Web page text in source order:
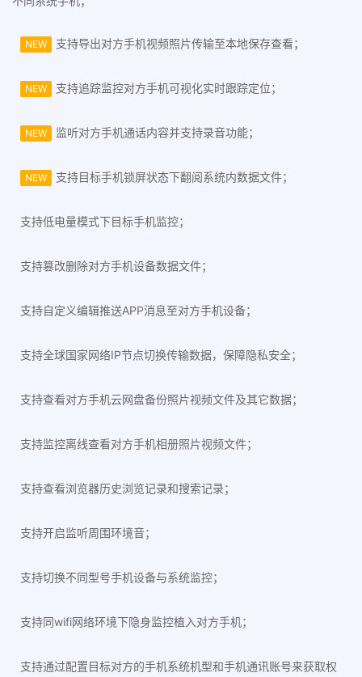
NEW 支持导出对方手机视频照片传输至本地保存查看；
NEW 支持追踪监控对方手机可视化实时跟踪定位；
NEW 监听对方手机通话内容并支持录音功能；
NEW 支持目标手机锁屏状态下翻阅系统内数据文件；
支持低电量模式下目标手机监控；
支持篡改删除对方手机设备数据文件；
支持自定义编辑推送APP消息至对方手机设备；
支持全球国家网络IP节点切换传输数据，保障隐私安全；
支持查看对方手机云网盘备份照片视频文件及其它数据；
支持监控离线查看对方手机相册照片视频文件；
支持查看浏览器历史浏览记录和搜索记录；
支持开启监听周围环境音；
支持切换不同型号手机设备与系统监控；
支持同wifi网络环境下隐身监控植入对方手机；
支持通过配置目标对方的手机系统机型和手机通讯账号来获取权